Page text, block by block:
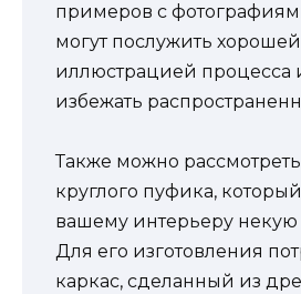
примеров с
могут послужить
иллюстрацией процесса
избежать
Также можно
круглого пуфика,
вашему интерьеру некую
Для его изготовления
каркас, сделанный из